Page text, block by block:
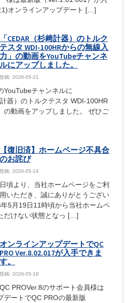
1)オンラインアップデート […]
「CEDAR（杉﨑計器）のトルク
テスタ WDI-100HRからの無線入
力」の動画をYouTubeチャンネ
ルにアップしました。
投稿: 2026-05-21
YouTubeチャンネルに
計器）のトルクテスタ WDI-100HR
の動画をアップしました。 ぜひご
【復旧済】ホームページ不具合
のお詫び
投稿: 2026-05-19
日頃より、当社ホームページをご利
用いただき、誠にありがとうござい
5月19日11時頃から当社ホームペ
だけない状態となっ […]
オンラインアップデートでQC
PRO Ver.8.02.017が入手できま
す。
投稿: 2026-05-18
QC PROVer.8のサポート会員様は
デートでQC PROの最新版